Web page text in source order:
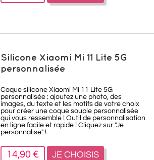
Silicone Xiaomi Mi 11 Lite 5G
personnalisée
Coque silicone Xiaomi Mi 11 Lite 5G
personnalisée : ajoutez une photo, des
images, du texte et les motifs de votre choix
pour créer une coque souple personnalisée
qui vous ressemble ! Outil de personnalisation
en ligne facile et rapide ! Cliquez sur "Je
personnalise" !
14,90 € JE CHOISIS